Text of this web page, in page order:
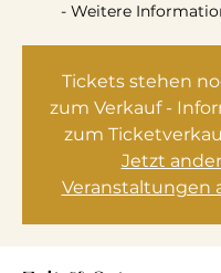
- Weitere
Tickets stehen
zum Verkauf -
zum
Jetzt
Veranstaltungen